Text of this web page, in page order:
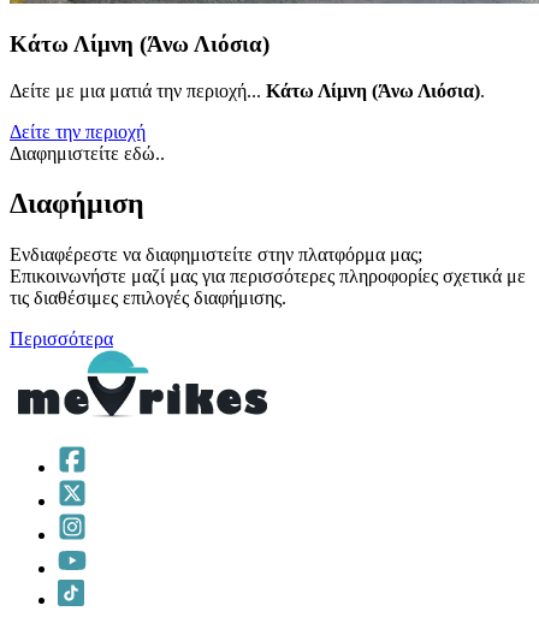
Κάτω Λίμνη (Άνω Λιόσια)
Δείτε με μια ματιά την περιοχή... Κάτω Λίμνη (Άνω Λιόσια).
Δείτε την περιοχή
Διαφημιστείτε εδώ..
Διαφήμιση
Ενδιαφέρεστε να διαφημιστείτε στην πλατφόρμα μας;
Επικοινωνήστε μαζί μας για περισσότερες πληροφορίες σχετικά με
τις διαθέσιμες επιλογές διαφήμισης.
Περισσότερα